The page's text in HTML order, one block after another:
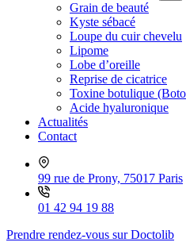
Grain de beauté
Kyste sébacé
Loupe du cuir chevelu
Lipome
Lobe d’oreille
Reprise de cicatrice
Toxine botulique
Acide hyaluronique
Actualités
Contact
99 rue de Prony, 75017 Paris
01 42 94 19 88
Prendre rendez-vous sur Doctolib